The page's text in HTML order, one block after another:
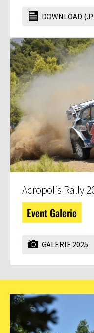
DOWNLOAD
Acropolis Rally
Event Galerie
GALERIE 2025